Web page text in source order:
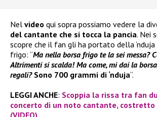
Nel video qui sopra possiamo vedere la
del cantante che si tocca la pancia. Nei
scopre che il fan gli ha portato della
frigo: “Ma nella borsa frigo te la sei messa?
Altrimenti si scalda! Ma come, mi dai la
regali?Sono 700 grammi di ‘nduja“.
LEGGI ANCHE: Scoppia la rissa tra fan
concerto di un noto cantante,